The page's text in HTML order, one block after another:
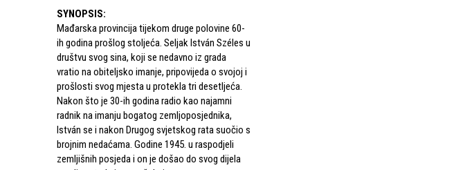
SYNOPSIS:
Mađarska provincija tijekom druge polovine 60-
ih godina prošlog stoljeća. Seljak István Széles u
društvu svog sina, koji se nedavno iz grada
vratio na obiteljsko imanje, pripovijeda o svojoj i
prošlosti svog mjesta u protekla tri desetljeća.
Nakon što je 30-ih godina radio kao najamni
radnik na imanju bogatog zemljoposjednika,
István se i nakon Drugog svjetskog rata suočio s
brojnim nedaćama. Godine 1945. u raspodjeli
zemljišnih posjeda i on je došao do svog dijela